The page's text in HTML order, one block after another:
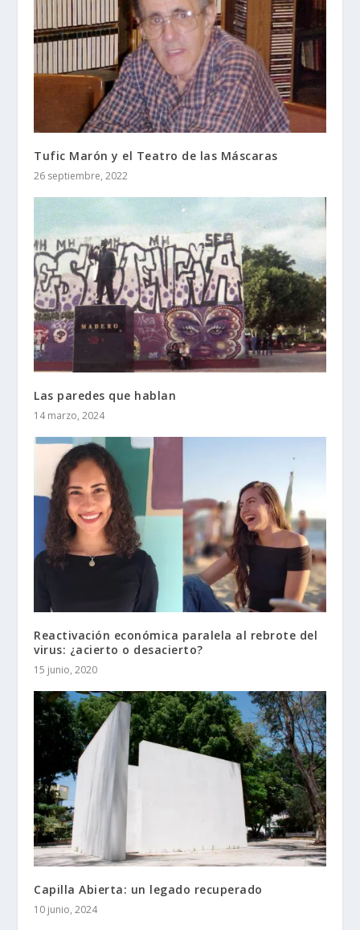
Tufic Marón y el Teatro de las Máscaras
26 septiembre, 2022
Las paredes que hablan
14 marzo, 2024
Reactivación económica paralela al rebrote del
virus: ¿acierto o desacierto?
15 junio, 2020
Capilla Abierta: un legado recuperado
10 junio, 2024